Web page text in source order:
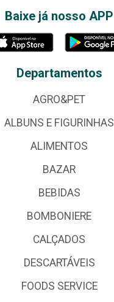
Baixe já nosso APP
Departamentos
AGRO&PET
ALBUNS E FIGURINHAS
ALIMENTOS
BAZAR
BEBIDAS
BOMBONIERE
CALÇADOS
DESCARTÁVEIS
FOODS SERVICE